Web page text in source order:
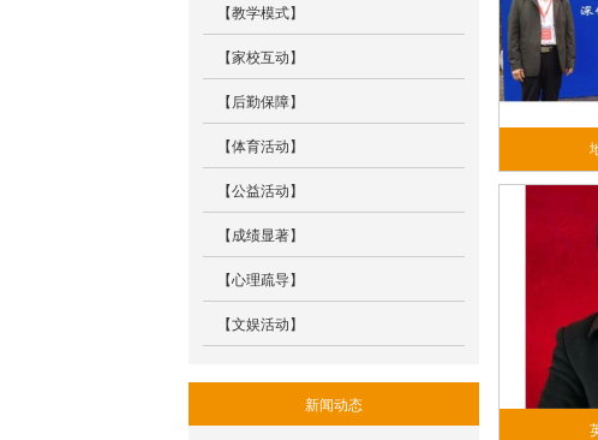
【教学模式】
【家校互动】
【后勤保障】
【体育活动】
【公益活动】
【成绩显著】
【心理疏导】
【文娱活动】
新闻动态